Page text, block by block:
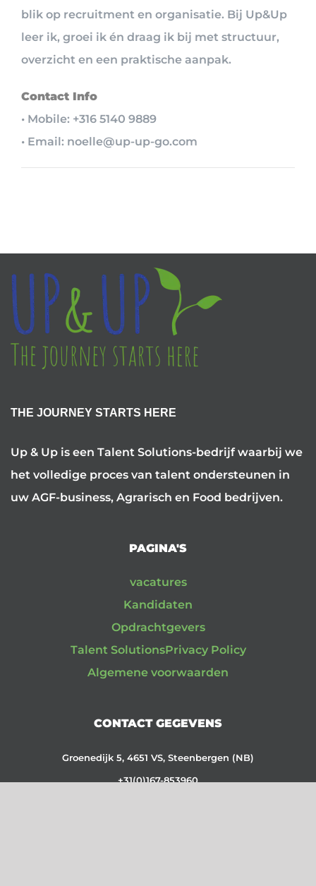
blik op recruitment en organisatie. Bij Up&Up
leer ik, groei ik én draag ik bij met structuur,
overzicht en een praktische aanpak.
Contact Info
• Mobile: +316 5140 9889
• Email: noelle@up-up-go.com
THE JOURNEY STARTS HERE
Up & Up is een Talent Solutions-bedrijf waarbij we
het volledige proces van talent ondersteunen in
uw AGF-business, Agrarisch en Food bedrijven.
PAGINA'S
vacatures
Kandidaten
Opdrachtgevers
Talent SolutionsPrivacy Policy
Algemene voorwaarden
CONTACT GEGEVENS
Groenedijk 5, 4651 VS, Steenbergen (NB)
+31(0)167-853960